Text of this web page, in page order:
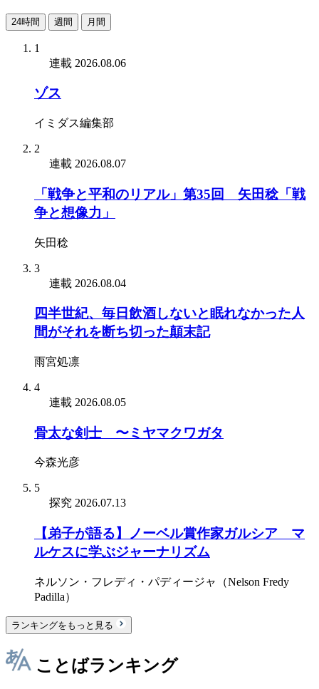
24時間 週間 月間
1
連載 2026.08.06
ゾス
イミダス編集部
2
連載 2026.08.07
「戦争と平和のリアル」第35回 矢田稔「戦
争と想像力」
矢田稔
3
連載 2026.08.04
四半世紀、毎日飲酒しないと眠れなかった人
間がそれを断ち切った顛末記
雨宮処凛
4
連載 2026.08.05
骨太な剣士 〜ミヤマクワガタ
今森光彦
5
探究 2026.07.13
【弟子が語る】ノーベル賞作家ガルシア゠マ
ルケスに学ぶジャーナリズム
ネルソン・フレディ・パディージャ（Nelson Fredy
Padilla）
ランキングをもっと見る
ことばランキング